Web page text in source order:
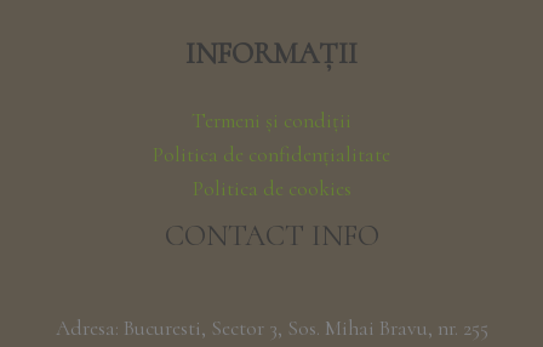
INFORMAȚII
Termeni și condiții
Politica de confidențialitate
Politica de cookies
CONTACT INFO
Adresa: Bucuresti, Sector 3, Sos. Mihai Bravu, nr. 255